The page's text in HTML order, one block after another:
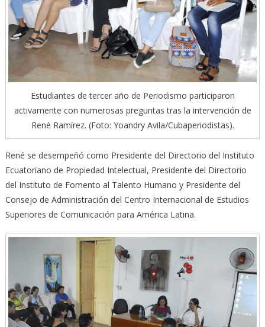
Estudiantes de tercer año de Periodismo participaron
activamente con numerosas preguntas tras la intervención de
René Ramírez. (Foto: Yoandry Avila/Cubaperiodistas).
René se desempeñó como Presidente del Directorio del Instituto
Ecuatoriano de Propiedad Intelectual, Presidente del Directorio
del Instituto de Fomento al Talento Humano y Presidente del
Consejo de Administración del Centro Internacional de Estudios
Superiores de Comunicación para América Latina.